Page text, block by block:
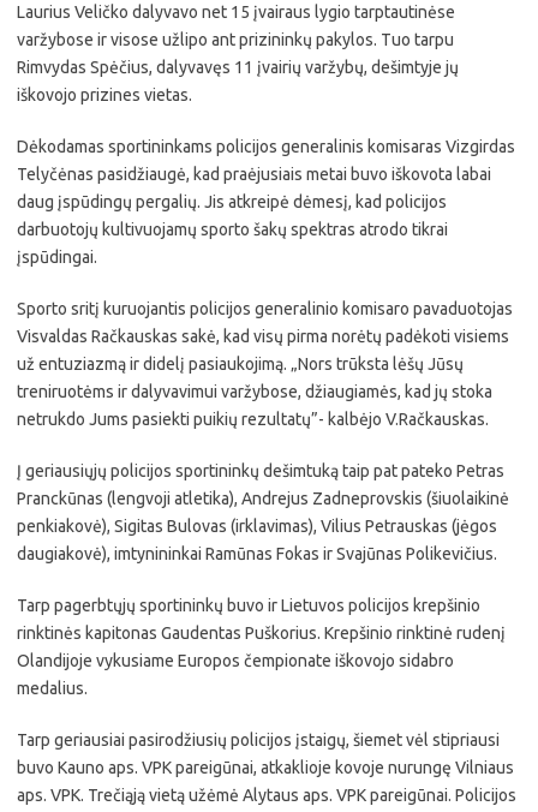
Laurius Veličko dalyvavo net 15 įvairaus lygio tarptautinėse
varžybose ir visose užlipo ant prizininkų pakylos. Tuo tarpu
Rimvydas Spėčius, dalyvavęs 11 įvairių varžybų, dešimtyje jų
iškovojo prizines vietas.
Dėkodamas sportininkams policijos generalinis komisaras Vizgirdas
Telyčėnas pasidžiaugė, kad praėjusiais metai buvo iškovota labai
daug įspūdingų pergalių. Jis atkreipė dėmesį, kad policijos
darbuotojų kultivuojamų sporto šakų spektras atrodo tikrai
įspūdingai.
Sporto sritį kuruojantis policijos generalinio komisaro pavaduotojas
Visvaldas Račkauskas sakė, kad visų pirma norėtų padėkoti visiems
už entuziazmą ir didelį pasiaukojimą. „Nors trūksta lėšų Jūsų
treniruotėms ir dalyvavimui varžybose, džiaugiamės, kad jų stoka
netrukdo Jums pasiekti puikių rezultatų”- kalbėjo V.Račkauskas.
Į geriausiųjų policijos sportininkų dešimtuką taip pat pateko Petras
Pranckūnas (lengvoji atletika), Andrejus Zadneprovskis (šiuolaikinė
penkiakovė), Sigitas Bulovas (irklavimas), Vilius Petrauskas (jėgos
daugiakovė), imtynininkai Ramūnas Fokas ir Svajūnas Polikevičius.
Tarp pagerbtųjų sportininkų buvo ir Lietuvos policijos krepšinio
rinktinės kapitonas Gaudentas Puškorius. Krepšinio rinktinė rudenį
Olandijoje vykusiame Europos čempionate iškovojo sidabro
medalius.
Tarp geriausiai pasirodžiusių policijos įstaigų, šiemet vėl stipriausi
buvo Kauno aps. VPK pareigūnai, atkaklioje kovoje nurungę Vilniaus
aps. VPK. Trečiąją vietą užėmė Alytaus aps. VPK pareigūnai. Policijos